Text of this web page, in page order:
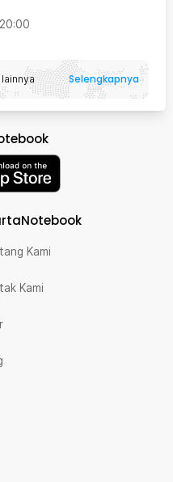
20:00
Selengkapnya
Kami
Kami